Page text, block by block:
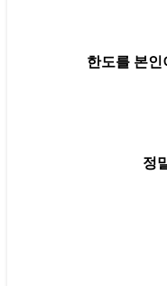
한도를 본인
정